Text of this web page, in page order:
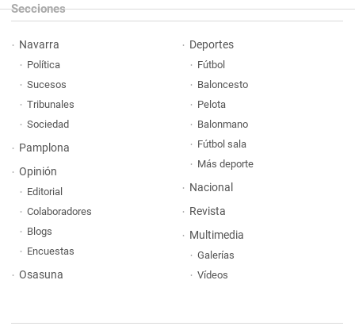
Secciones
Navarra
Política
Sucesos
Tribunales
Sociedad
Pamplona
Opinión
Editorial
Colaboradores
Blogs
Encuestas
Osasuna
Deportes
Fútbol
Baloncesto
Pelota
Balonmano
Fútbol sala
Más deporte
Nacional
Revista
Multimedia
Galerías
Vídeos